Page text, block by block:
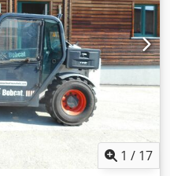
1 / 17